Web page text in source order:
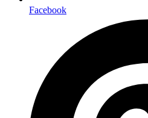
Facebook